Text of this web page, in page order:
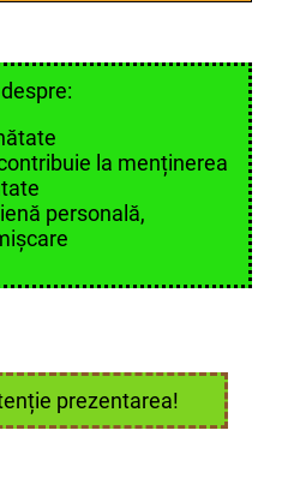
la menținerea
personală,
prezentarea!